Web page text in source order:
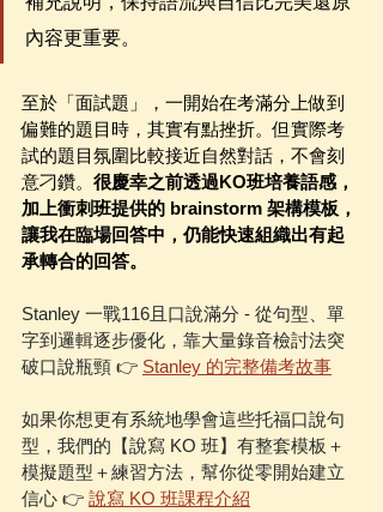
內容更重要。
至於「面試題」，一開始在考滿分上做到
偏難的題目時，其實有點挫折。但實際考
試的題目氛圍比較接近自然對話，不會刻
意刁鑽。 很慶幸之前透過KO班培養語感，
加上衝刺班提供的 brainstorm 架構模板，
讓我在臨場回答中，仍能快速組織出有起
承轉合的回答。
Stanley 一戰116且口說滿分 - 從句型、單
字到邏輯逐步優化，靠大量錄音檢討法突
破口說瓶頸 👉 Stanley 的完整備考故事
如果你想更有系統地學會這些托福口說句
型，我們的【說寫 KO 班】有整套模板＋
模擬題型＋練習方法，幫你從零開始建立
信心 👉 說寫 KO 班課程介紹